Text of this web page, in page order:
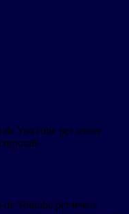
YouTube per tenere
Youtube per tenere